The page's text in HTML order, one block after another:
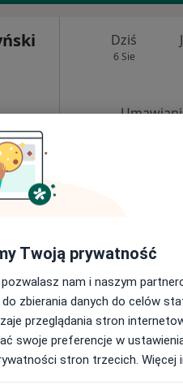
379 zł
Dziś
6 Sie
Dziś
6 Sie
Twoją prywatność
nam i naszym
zbierania danych do celów
przeglądania stron
swoje preferencje w
stron trzecich. Więcej